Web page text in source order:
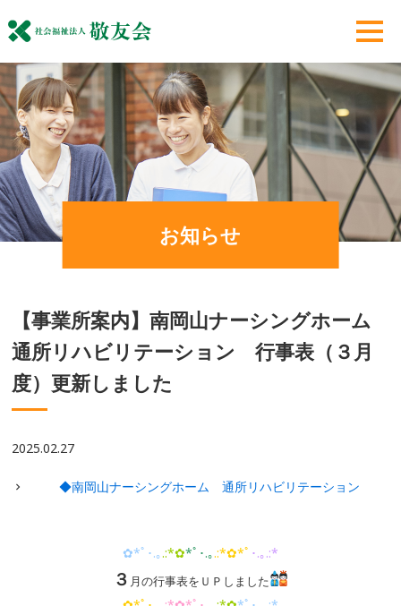
お知らせ
【事業所案内】南岡山ナーシングホーム
通所リハビリテーション 行事表（３月
度）更新しました
2025.02.27
◆南岡山ナーシングホーム 通所リハビリテーション
✿*ﾟ･.｡.:*✿*ﾟ･.｡.:*✿*ﾟ ･.｡.:*
３ 月の行事表をＵＰしました